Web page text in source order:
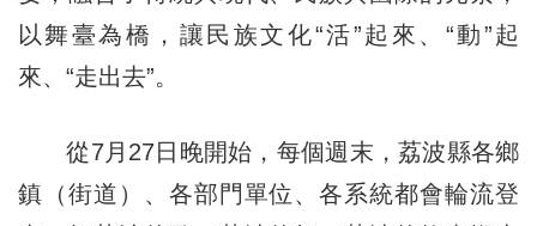
以舞臺為橋，讓民族文化“活”起來、“動”起
來、“走出去”。
從7月27日晚開始，每個週末，荔波縣各鄉
鎮（街道）、各部門單位、各系統都會輪流登